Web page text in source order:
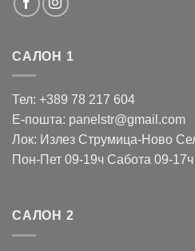
САЛОН 1
Тел: +389 78 217 604
Е-пошта: panelstr@gmail.com
Лок: Излез Струмица-Ново
Пон-Пет 09-19ч Сабота 09-17ч
САЛОН 2